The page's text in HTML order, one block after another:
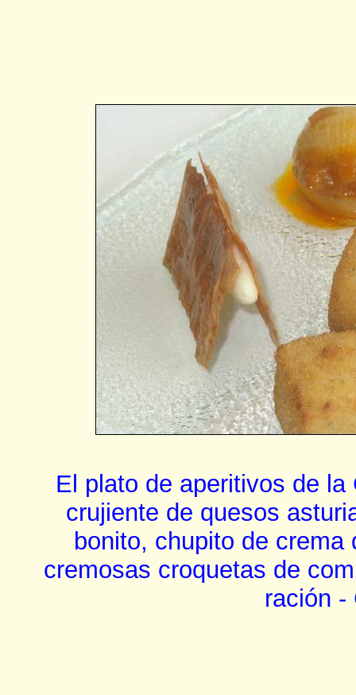
El plato de aperitivos de
crujiente de quesos
bonito, chupito de
cremosas croquetas de
ración -